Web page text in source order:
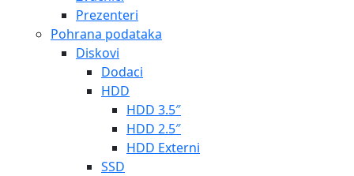
Prezenteri
Pohrana podataka
Diskovi
Dodaci
HDD
HDD 3.5″
HDD 2.5″
HDD Externi
SSD